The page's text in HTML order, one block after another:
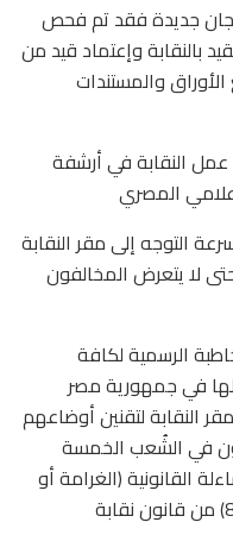
لجان جديدة فقد تم فحص
بالنقابة وإعتماد قيد من
والمستندات
النقابة في أرشفة
المصري
التوجه إلى مقر النقابة
لا يتعرض المخالفون
الرسمية لكافة
لها في جمهورية مصر
مقر النقابة لتقنين أوضاعهم
في الشُعب الخمسة
القانونية (الغرامة أو
الحبس) وفقاً لنص المادتين (۸۸) و (89) من قانون نقابة